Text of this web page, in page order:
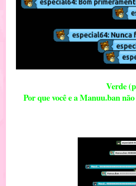
Verde
Por que você e a Manuu.ban